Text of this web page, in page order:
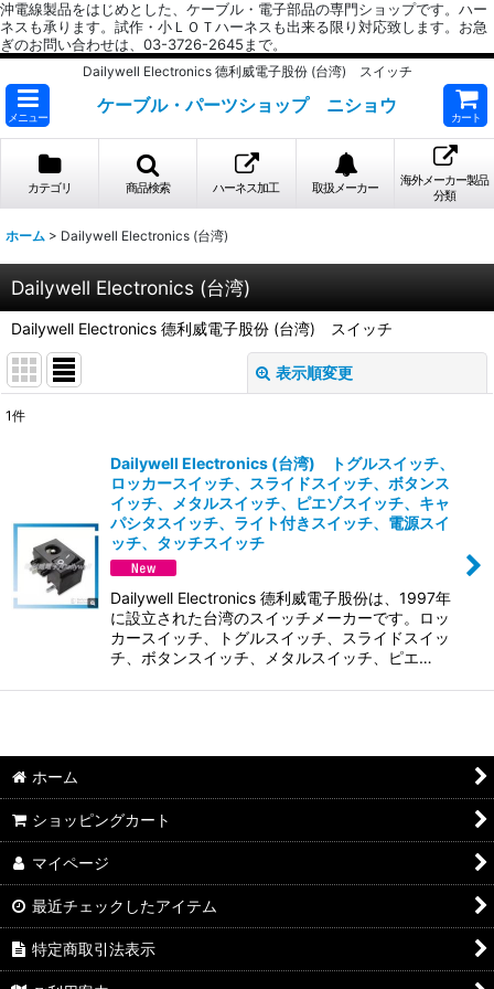
沖電線製品をはじめとした、ケーブル・電子部品の専門ショップです。ハー
ネスも承ります。試作・小ＬＯＴハーネスも出来る限り対応致します。お急
ぎのお問い合わせは、03-3726-2645まで。
Dailywell Electronics 德利威電子股份 (台湾) スイッチ
メニュー
ケーブル・パーツショップ ニショウ
カート
カテゴリ 商品検索 ハーネス加工 取扱メーカー
海外メーカー製品
分類
ホーム > Dailywell Electronics (台湾)
Dailywell Electronics (台湾)
Dailywell Electronics 德利威電子股份 (台湾) スイッチ
表示順変更
絞り込む
1件
Dailywell Electronics (台湾) トグルスイッチ、
ロッカースイッチ、スライドスイッチ、ボタンス
イッチ、メタルスイッチ、ピエゾスイッチ、キャ
パシタスイッチ、ライト付きスイッチ、電源スイ
ッチ、タッチスイッチ
Dailywell Electronics 德利威電子股份は、1997年
に設立された台湾のスイッチメーカーです。ロッ
カースイッチ、トグルスイッチ、スライドスイッ
チ、ボタンスイッチ、メタルスイッチ、ピエ…
ホーム
ショッピングカート
マイページ
最近チェックしたアイテム
特定商取引法表示